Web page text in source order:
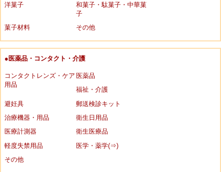
洋菓子
和菓子・駄菓子・中華菓
子
菓子材料
その他
●医薬品・コンタクト・介護
コンタクトレンズ・ケア
用品
医薬品
福祉・介護
避妊具
郵送検診キット
治療機器・用品
衛生日用品
医療計測器
衛生医療品
軽度失禁用品
医学・薬学(⇒)
その他